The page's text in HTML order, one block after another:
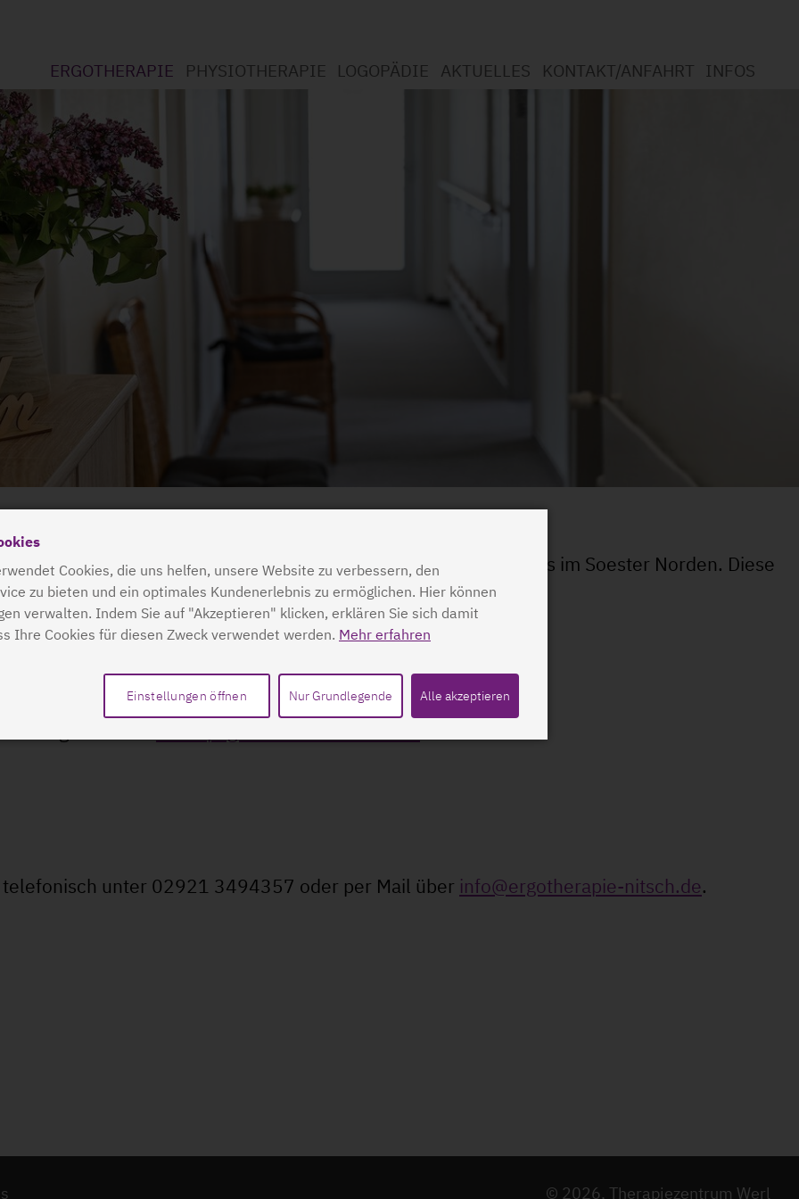
ERGOTHERAPIE
Willkommen bei der Ergotherapie
Was ist Ergotherapie?
Leistungsspektrum
Standort Wickede
Standort Soest
Datenschutzerklärung
PHYSIOTHERAPIE
Leistungsspektrum
Datenschutzerklärung
Jobs (1)
LOGOPÄDIE
AKTUELLES KONTAKT/ANFAHRT INFOS
Augustauch gerne in den neuen Räumlichkeiten unserer Praxis im Soester Norden. Diese
Hier geht es zur
unter 02921 3494357 oder per Mail über info@ergotherapie-nitsch.de.
© 2026, Therapiezentrum Werl
Cookies, die uns helfen, unsere Website zu verbessern, den
zu bieten und ein optimales Kundenerlebnis zu ermöglichen. Hier können
verwalten. Indem Sie auf "Akzeptieren" klicken, erklären Sie sich damit
Ihre Cookies für diesen Zweck verwendet werden. Mehr erfahren
Einstellungen öffnen Nur Grundlegende Alle akzeptieren